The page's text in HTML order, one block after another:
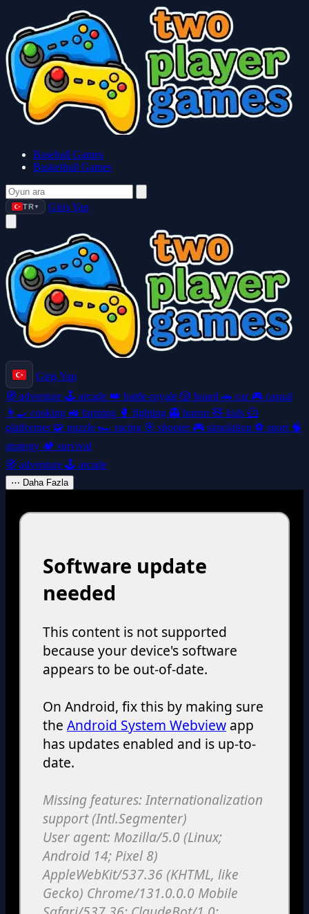
Baseball Games
Basketball Games
TR ▼ Giriş Yap
Giriş Yap
🧭 adventure 🕹️ arcade 👑 battle-royale 🎲 board 🚗 car 🎮 casual
👩‍🍳 cooking 🚜 farming 🥊 fighting 👻 horror🧸 kids 🦸
platformer 🧩 puzzle 🏎️ racing 🎯 shooter 🎮 simulation ⚽ sport 🧠
strategy 🏕️ survival
🧭 adventure 🕹️ arcade
⋯ Daha Fazla